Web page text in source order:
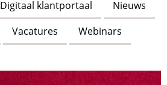
Digitaal klantportaal
Nieuws
Vacatures Webinars